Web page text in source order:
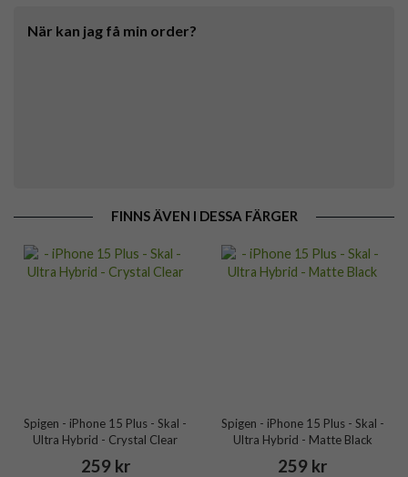
När kan jag få min order?
FINNS ÄVEN I DESSA FÄRGER
Spigen - iPhone 15 Plus - Skal -
Ultra Hybrid - Crystal Clear
259 kr
Spigen - iPhone 15 Plus - Skal -
Ultra Hybrid - Matte Black
259 kr